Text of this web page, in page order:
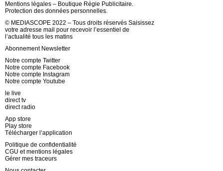
Mentions légales – Boutique Régie Publicitaire.
Protection des données personnelles.
© MEDIASCOPE 2022 – Tous droits réservés Saisissez
votre adresse mail pour recevoir l’essentiel de
l’actualité tous les matins
Abonnement Newsletter
Notre compte Twitter
Notre compte Facebook
Notre compte Instagram
Notre compte Youtube
le live
direct tv
direct radio
App store
Play store
Télécharger l’application
Politique de confidentialité
CGU et mentions légales
Gérer mes traceurs